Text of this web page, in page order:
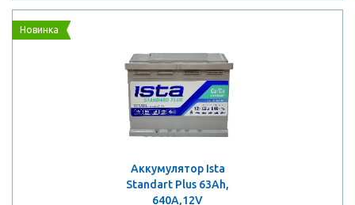
Новинка
Аккумулятор Ista
Standart Plus 63Ah,
640A,12V